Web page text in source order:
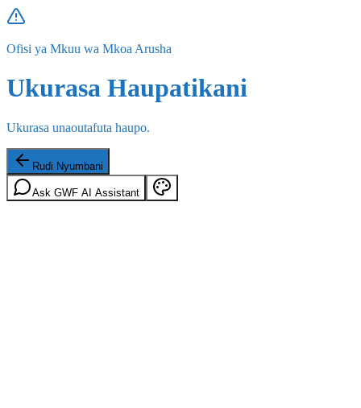
Ofisi ya Mkuu wa Mkoa Arusha
Ukurasa Haupatikani
Ukurasa unaoutafuta haupo.
Rudi Nyumbani
Ask GWF AI Assistant